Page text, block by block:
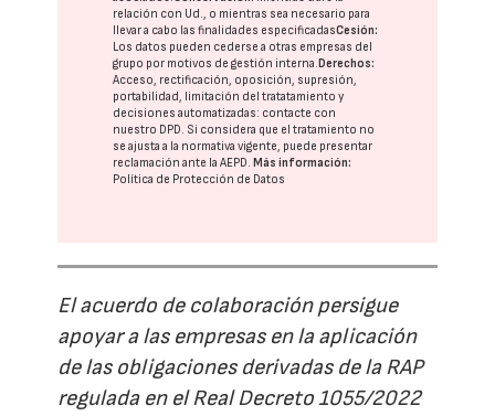
relación con Ud., o mientras sea necesario para
llevar a cabo las finalidades especificadasCesión:
Los datos pueden cederse a otras empresas del
grupo por motivos de gestión interna.Derechos:
Acceso, rectificación, oposición, supresión,
portabilidad, limitación del tratatamiento y
decisiones automatizadas: contacte con
nuestro DPD. Si considera que el tratamiento no
se ajusta a la normativa vigente, puede presentar
reclamación ante laAEPD.Más información:
Política de Protección de Datos
El acuerdo de colaboración persigue
apoyar a las empresas en la aplicación
de las obligaciones derivadas de la RAP
regulada en el Real Decreto 1055/2022